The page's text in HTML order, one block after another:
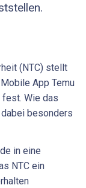
(NTC) stellt
App Temu
Wie das
besonders
in eine
NTC ein